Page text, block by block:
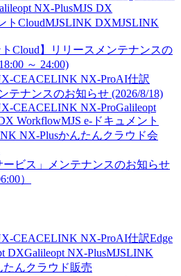
NX-PlusMJS DX
トCloudMJSLINK DXMJSLINK
トCloud】リリースメンテナンスの
～ 24:00)
CEACELINK NX-ProAI仕訳
テナンスのお知らせ (2026/8/18)
CEACELINK NX-ProGalileopt
WorkflowMJS e-ドキュメント
NX-Plusかんたんクラウド会
ービス」メンテナンスのお知らせ
）
CEACELINK NX-ProAI仕訳Edge
DXGalileopt NX-PlusMJSLINK
たんクラウド販売